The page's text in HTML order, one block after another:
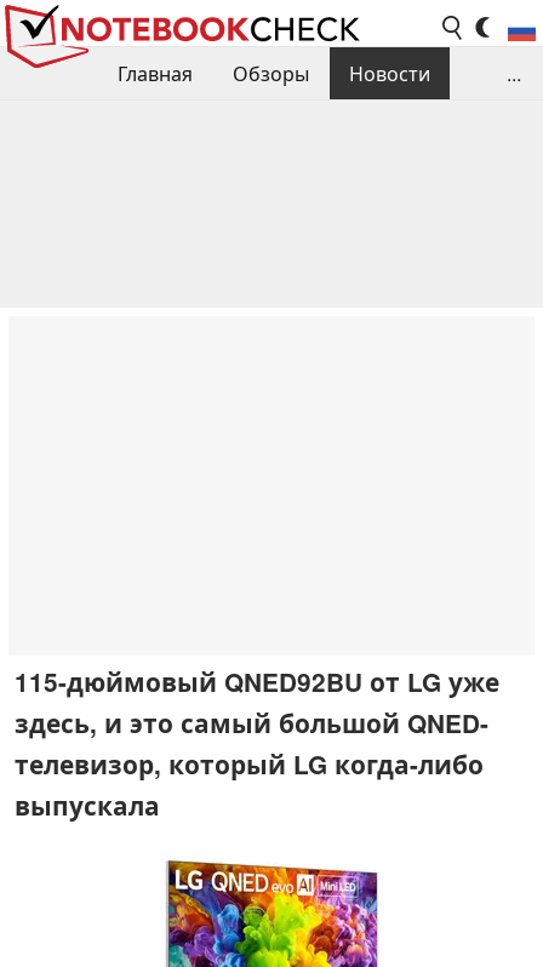
Главная Обзоры
Новости
...
115-дюймовый QNED92BU от LG уже
здесь, и это самый большой QNED-
телевизор, который LG когда-либо
выпускала